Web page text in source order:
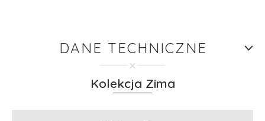
DANE TECHNICZNE
Kolekcja Zima